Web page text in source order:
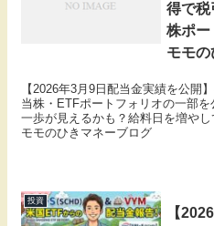
得で税
株ポー
モモ
【2026年3月9日配当金実績を公開
当株・ETFポートフォリオの一部
一歩が見えるかも？給料日を増や
モモのひきマネーブログ
投資
【